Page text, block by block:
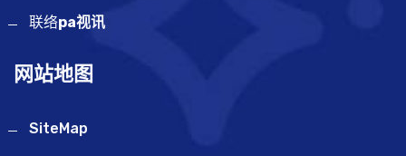
联络pa视讯
网站地图
SiteMap